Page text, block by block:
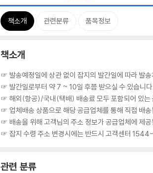
책소개 관련분류 품목정보
책소개
☞ 발송예정일에 상관 없이 잡지의 발간일에 따라 발송
☞ 발간일로부터 약 7 ~ 10일 후쯤 받으실 수 있습니
☞ 해외(항공)/국내(택배) 배송료 모두 포함되어 있는
☞ 업체배송 상품으로 해당 공급업체를 통해 직접 배송
☞ 배송을 위해 고객님의 주소 정보가 공급업체에 제
☞ 잡지 수령 주소 변경시에는 반드시 고객센터
관련 분류